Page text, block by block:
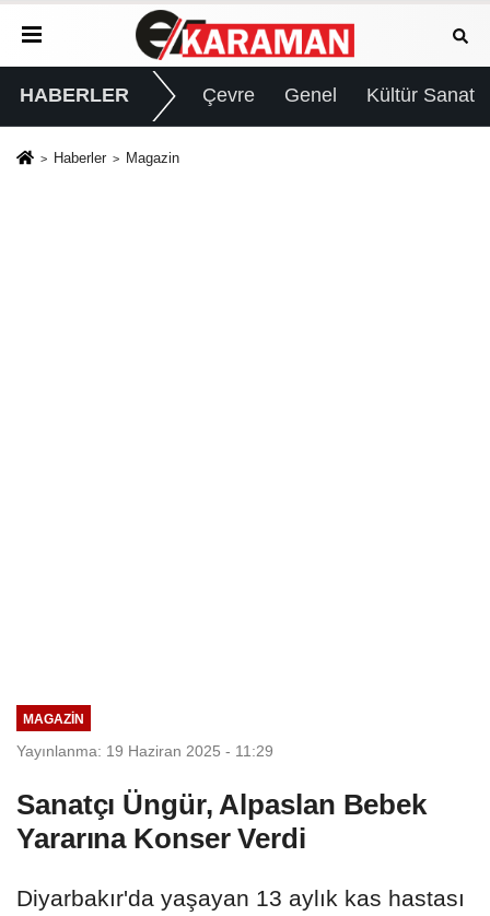
HABERLER Çevre Genel Kültür Sanat
Haberler Magazin
MAGAZIN
Yayınlanma: 19 Haziran 2025 - 11:29
Sanatçı Üngür, Alpaslan Bebek
Yararına Konser Verdi
Diyarbakır'da yaşayan 13 aylık kas hastası